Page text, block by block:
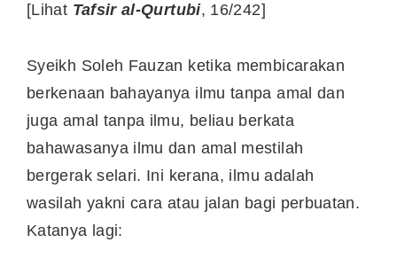
[Lihat Tafsir al-Qurtubi, 16/242]
Syeikh Soleh Fauzan ketika membicarakan
berkenaan bahayanya ilmu tanpa amal dan
juga amal tanpa ilmu, beliau berkata
bahawasanya ilmu dan amal mestilah
bergerak selari. Ini kerana, ilmu adalah
wasilah yakni cara atau jalan bagi perbuatan.
Katanya lagi: